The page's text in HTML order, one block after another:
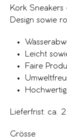
Kork
Design sowie
Leicht
Faire
Lieferfrist: ca.
Grösse